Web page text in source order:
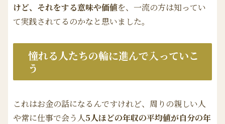
けど、それをする意味や価値を、一流の方は知ってい
て実践されてるのかなと思いました。
憧れる人たちの輪に進んで入っていこ
う
これはお金の話になるんですけれど、周りの親しい人
や常に仕事で会う人5人ほどの年収の平均値が自分の年